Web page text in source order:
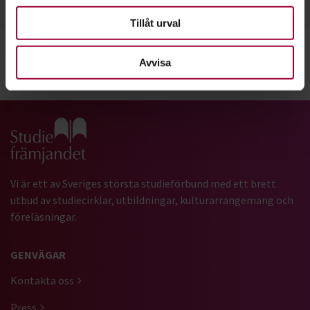
Tillåt urval
Avvisa
Dela: Facebook LinkedIn E-mail
Gå till studiefrämjandets startsida
Vi är ett av Sveriges största studieförbund med ett brett
utbud av studiecirklar, utbildningar, kulturarrangemang och
föreläsningar.
GENVÄGAR
Kontakta oss
Press